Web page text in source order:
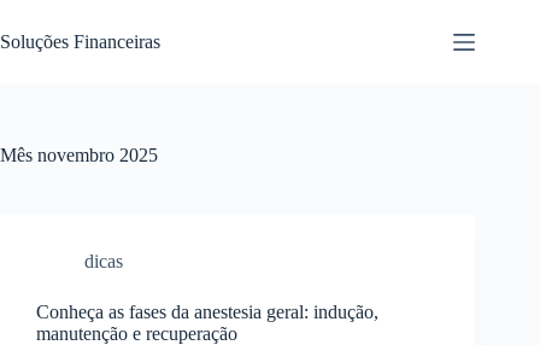
para
o
Soluções Financeiras
Mês novembro 2025
dicas
Conheça as fases da anestesia geral: indução,
manutenção e recuperação